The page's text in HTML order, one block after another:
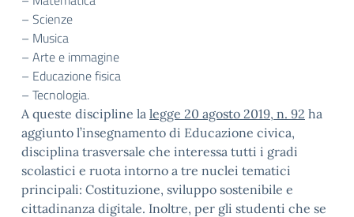
– Scienze
– Musica
– Arte e immagine
– Educazione fisica
– Tecnologia.
A queste discipline la legge 20 agosto 2019, n. 92 ha
aggiunto l’insegnamento di Educazione civica,
disciplina trasversale che interessa tutti i gradi
scolastici e ruota intorno a tre nuclei tematici
principali: Costituzione, sviluppo sostenibile e
cittadinanza digitale. Inoltre, per gli studenti che se